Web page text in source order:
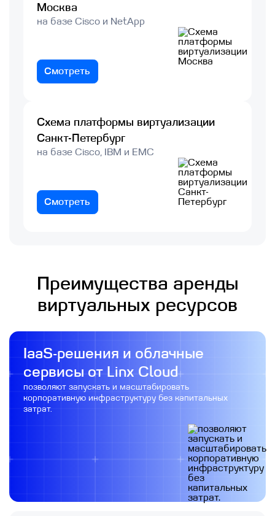
Москва
на базе Cisco и NetApp
Смотреть
Схема платформы виртуализации
Санкт-Петербург
на базе Cisco, IBM и EMC
Смотреть
Преимущества аренды
виртуальных ресурсов
IaaS-решения и облачные
сервисы от Linx Cloud
позволяют запускать и масштабировать
корпоративную инфраструктуру без капитальных
затрат.